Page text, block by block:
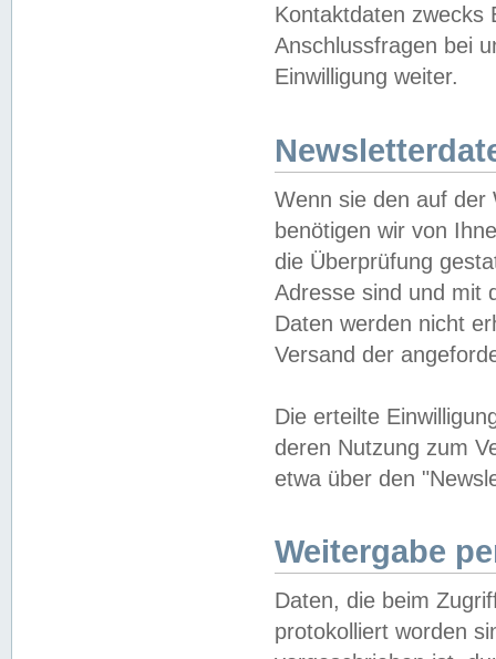
Kontaktdaten zwecks
Anschlussfragen bei
Einwilligung weiter.
Wenn sie den auf der
benötigen wir von
die Überprüfung
Adresse sind und mit
Daten werden nicht
Versand der
Die erteilte
deren Nutzung zum
etwa über den
Weitergabe
Daten, die beim
protokolliert worden